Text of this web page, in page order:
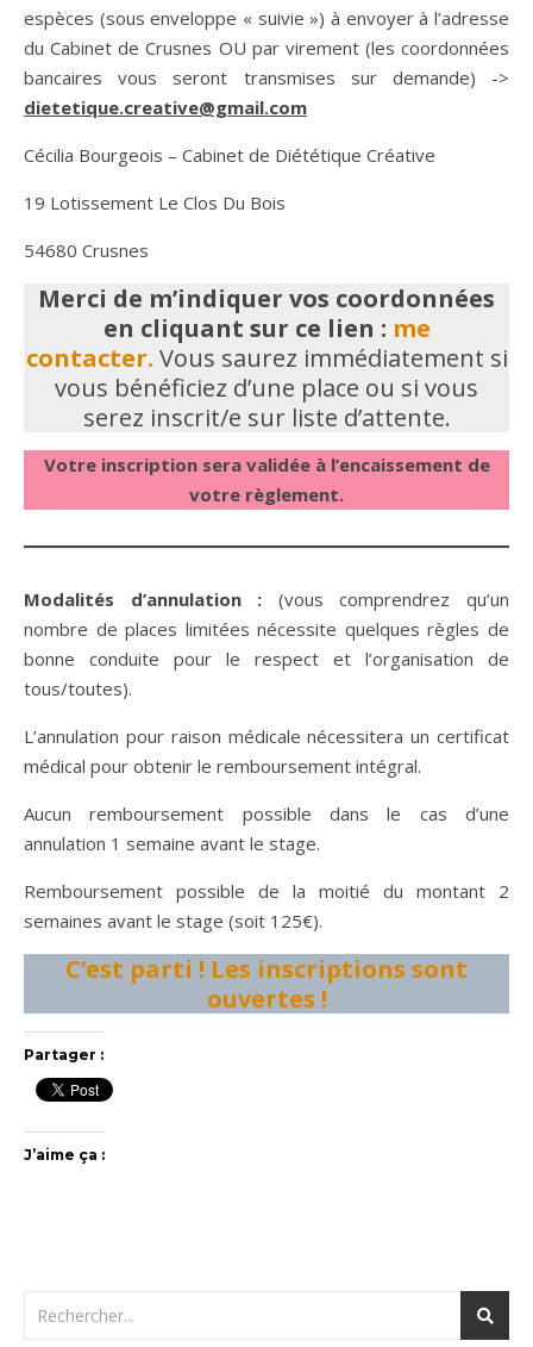
espèces (sous enveloppe « suivie ») à envoyer à l’adresse
du Cabinet de Crusnes OU par virement (les coordonnées
bancaires vous seront transmises sur demande) ->
dietetique.creative@gmail.com
Cécilia Bourgeois – Cabinet de Diététique Créative
19 Lotissement Le Clos Du Bois
54680 Crusnes
Merci de m’indiquer vos coordonnées
en cliquant sur ce lien : me
contacter. Vous saurez immédiatement si
vous bénéficiez d’une place ou si vous
serez inscrit/e sur liste d’attente.
Votre inscription sera validée à l’encaissement de
votre règlement.
Modalités d’annulation : (vous comprendrez qu’un
nombre de places limitées nécessite quelques règles de
bonne conduite pour le respect et l’organisation de
tous/toutes).
L’annulation pour raison médicale nécessitera un certificat
médical pour obtenir le remboursement intégral.
Aucun remboursement possible dans le cas d’une
annulation 1 semaine avant le stage.
Remboursement possible de la moitié du montant 2
semaines avant le stage (soit 125€).
C’est parti ! Les inscriptions sont
ouvertes !
Partager :
J’aime ça :